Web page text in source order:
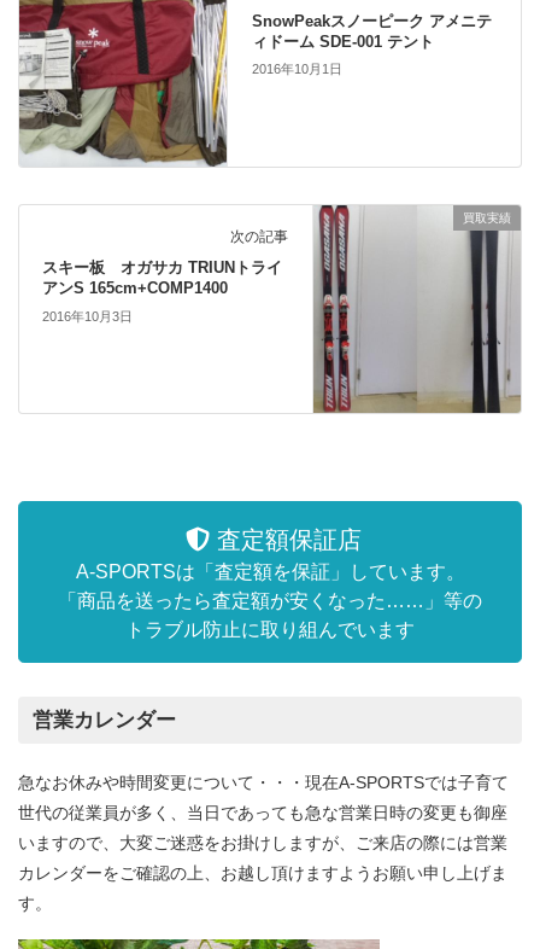
SnowPeakスノーピーク アメニテ
ィドーム SDE-001 テント
2016年10月1日
買取実績
次の記事
スキー板 オガサカ TRIUNトライ
アンS 165cm+COMP1400
2016年10月3日
査定額保証店
A-SPORTSは「査定額を保証」しています。
「商品を送ったら査定額が安くなった……」等の
トラブル防止に取り組んでいます
営業カレンダー
急なお休みや時間変更について・・・現在A-SPORTSでは子育て
世代の従業員が多く、当日であっても急な営業日時の変更も御座
いますので、大変ご迷惑をお掛けしますが、ご来店の際には営業
カレンダーをご確認の上、お越し頂けますようお願い申し上げま
す。